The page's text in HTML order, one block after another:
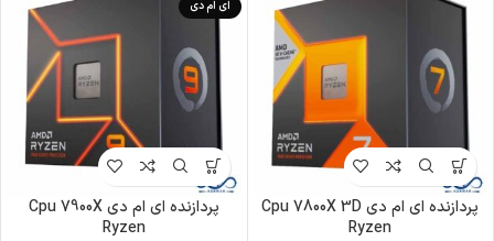
پردازنده ای ام دی Cpu 7800X 3D
Ryzen
ای ام دی
پردازنده ای ام دی Cpu 7900X
Ryzen